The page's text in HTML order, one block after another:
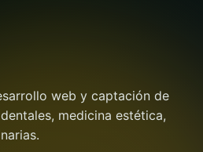
web y captación de
medicina estética,